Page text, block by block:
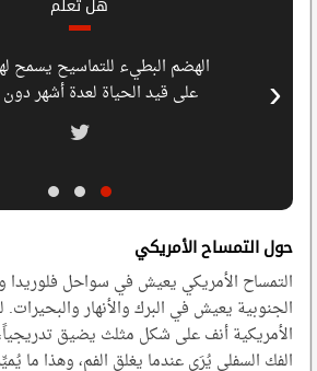
هل تعلم
الهضم البطيء للتماسيح يسمح لها
على قيد الحياة لعدة أشهر
‹
حول التمساح الأمريكي
التمساح الأمريكي يعيش في سواحل فلوريدا
الجنوبية يعيش في البرك والأنهار والبحيرات.
الأمريكية أنف على شكل مثلث يضيق تدريجياً،
الفك السفلي يُرَى عندما يغلق الفم، وهذا ما